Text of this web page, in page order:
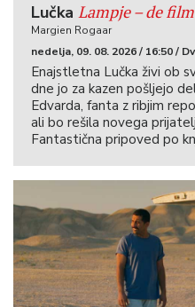
Lučka Lampje – de film
Margien Rogaar
nedelja, 09. 08. 2026 / 16:50 /
Enajstletna Lučka živi ob
dne jo za kazen pošljejo
Edvarda, fanta z ribjim
ali bo rešila novega
Fantastična pripoved po